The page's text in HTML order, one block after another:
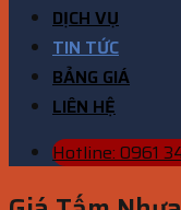
DỊCH VỤ
TIN TỨC
BẢNG GIÁ
LIÊN HỆ
Hotline: 0961